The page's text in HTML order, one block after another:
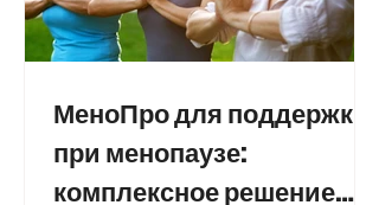
МеноПро для поддержки
при менопаузе:
комплексное решение